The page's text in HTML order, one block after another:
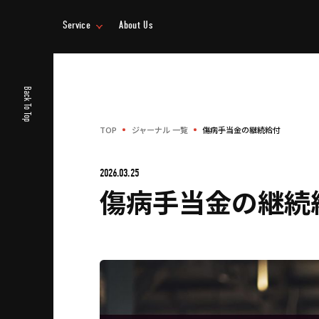
Service About Us
Back To Top
TOP ジャーナル 一覧 傷病手当金の継続給付
2026.03.25
傷病手当金の継続